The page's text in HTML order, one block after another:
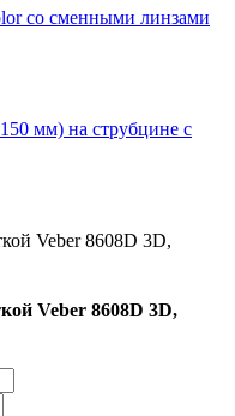
со сменными линзами
мм) на струбцине с
Veber 8608D 3D,